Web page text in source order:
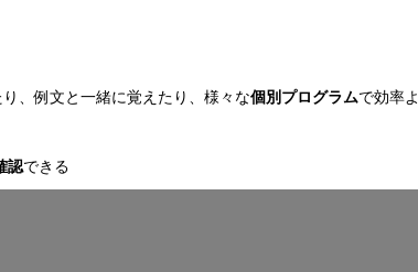
、例文と一緒に覚えたり、様々な個別プログラムで効率よ
認できる